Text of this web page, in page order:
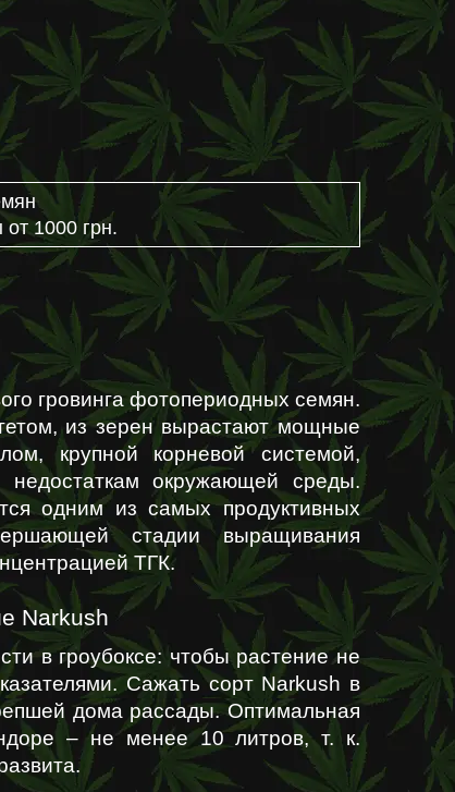
от 1000 грн.
гровинга фотопериодных семян.
из зерен вырастают мощные
крупной корневой системой,
окружающей среды.
одним из самых продуктивных
стадии выращивания
ТГК.
Narkush
в гроубоксе: чтобы растение не
Сажать сорт Narkush в
дома рассады. Оптимальная
– не менее 10 литров, т. к.